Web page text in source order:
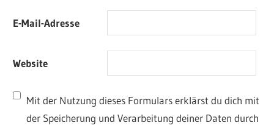
E-Mail-Adresse
Website
Mit der Nutzung dieses Formulars erklärst du dich mit
der Speicherung und Verarbeitung deiner Daten durch